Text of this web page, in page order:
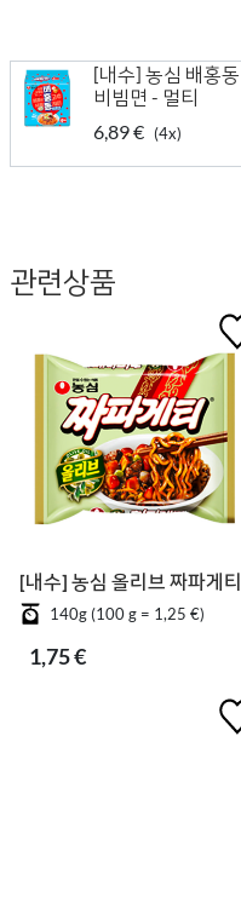
[내수] 농심 배홍동
비빔면 - 멀티
6,89 € (4x)
관련상품
[내수] 농심 올리브 짜파게티
140g (100 g = 1,25 €)
1,75 €